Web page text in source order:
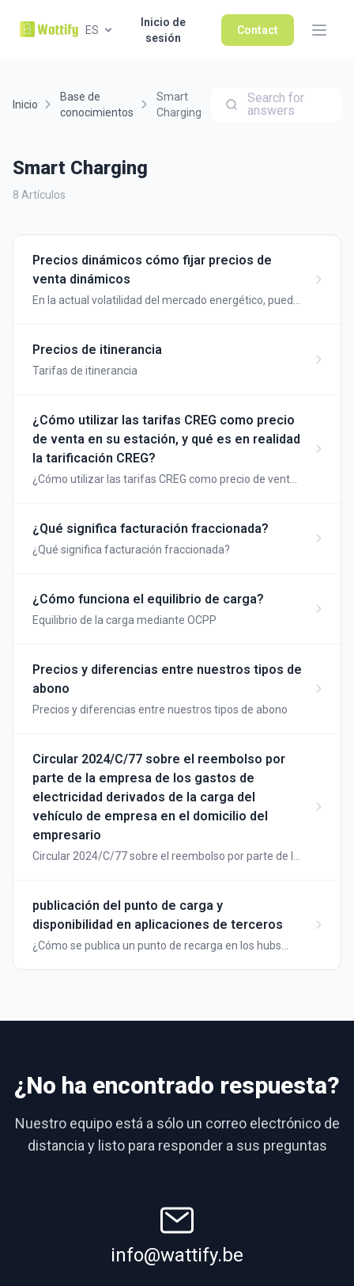
ES
Inicio de
sesión
Contact
Inicio
Base de
conocimientos
Smart
Charging
Search for
answers
Smart Charging
8 Artículos
Precios dinámicos cómo fijar precios de
venta dinámicos
En la actual volatilidad del mercado energético, puede
Precios de itinerancia
Tarifas de itinerancia
¿Cómo utilizar las tarifas CREG como precio
de venta en su estación, y qué es en realidad
la tarificación CREG?
¿Cómo utilizar las tarifas CREG como precio de venta
¿Qué significa facturación fraccionada?
¿Qué significa facturación fraccionada?
¿Cómo funciona el equilibrio de carga?
Equilibrio de la carga mediante OCPP
Precios y diferencias entre nuestros tipos de
abono
Precios y diferencias entre nuestros tipos de abono
Circular 2024/C/77 sobre el reembolso por
parte de la empresa de los gastos de
electricidad derivados de la carga del
vehículo de empresa en el domicilio del
empresario
Circular 2024/C/77 sobre el reembolso por parte de la
publicación del punto de carga y
disponibilidad en aplicaciones de terceros
¿Cómo se publica un punto de recarga en los hubs
¿No ha encontrado respuesta?
Nuestro equipo está a sólo un correo electrónico de
distancia y listo para responder a sus preguntas
info@wattify.be